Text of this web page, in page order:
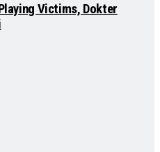
Victims, Dokter